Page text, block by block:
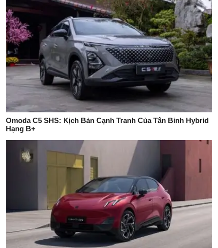
Omoda C5 SHS: Kịch Bản Cạnh Tranh Của Tân Binh Hybrid
Hạng B+